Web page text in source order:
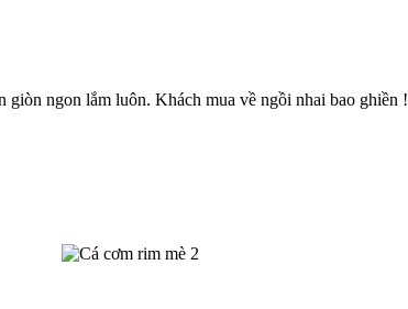
ngon lắm luôn. Khách mua về ngồi nhai bao ghiền !